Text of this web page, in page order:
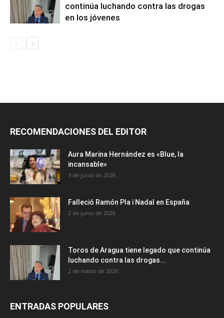
continúa luchando contra las drogas
en los jóvenes
RECOMENDACIONES DEL EDITOR
Aura Marina Hernández es «Blue, la
incansable»
3 de junio de 2026
Falleció Ramón Pla i Nadal en España
2 de junio de 2026
Toros de Aragua tiene legado que continúa
luchando contra las drogas...
2 de marzo de 2026
ENTRADAS POPULARES